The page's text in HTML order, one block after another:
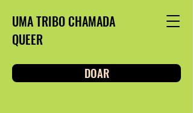
UMA TRIBO CHAMADA
QUEER
DOAR